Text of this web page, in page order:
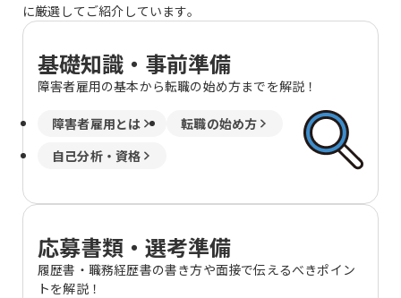
1-282 シャーメゾンステーション熊谷2F
東京都中野区本町1-32-2 ハーモニータ
唐木田センタービル3A 山梨県甲府市上
石田3-6-38 千葉県千葉市美浜区中瀬1-3
津市東中央２－４－１３ ＡＩＧ木更津
ールドホーム第3ビル2階 千葉県船橋市
神奈川県海老名市扇町12-18 グランドレ
ジデンスUCHIYAMA I 2F→東京都中央区
京橋1-10-7 ＫＰＰ八重洲ビル６階
に厳選してご紹介しています。
基礎知識・事前準備
障害者雇用の基本から転職の始め方までを解説！
障害者雇用とは
転職の始め方
自己分析・資格
応募書類・選考準備
履歴書・職務経歴書の書き方や面接で伝えるべきポイン
トを解説！